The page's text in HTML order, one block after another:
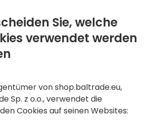
Sie, welche
verwendet werden
von shop.baltrade.eu,
Sp. z o.o., verwendet die
Cookies auf seinen Websites: